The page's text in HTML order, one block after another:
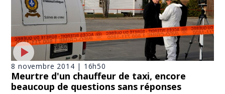
8 novembre 2014 | 16h50
Meurtre d'un chauffeur de taxi, encore
beaucoup de questions sans réponses